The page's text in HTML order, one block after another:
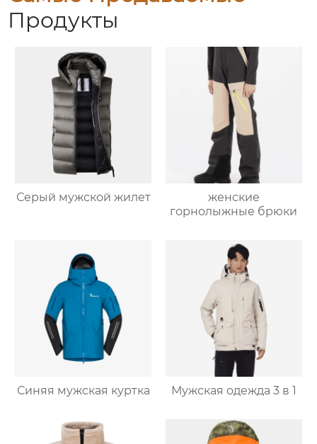
Продукты
Серый мужской жилет
женские
горнолыжные брюки
Синяя мужская куртка Мужская одежда 3 в 1